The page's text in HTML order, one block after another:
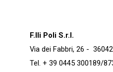
F.lli Poli S.r.l.
Via dei Fabbri, 26 -
Tel. + 39 0445 300189/